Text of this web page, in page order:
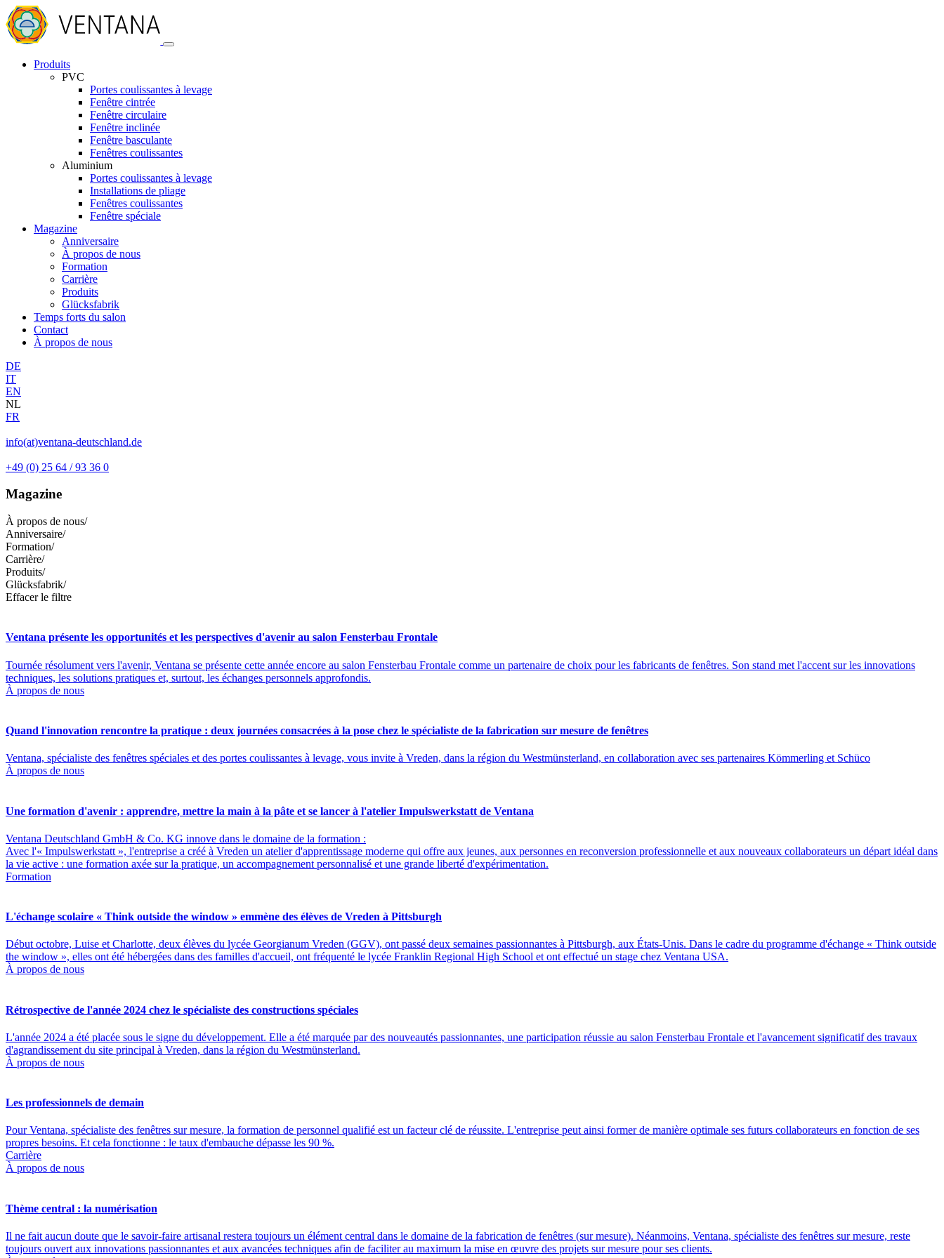
Produits
PVC
Portes coulissantes à levage
Fenêtre cintrée
Fenêtre circulaire
Fenêtre inclinée
Fenêtre basculante
Fenêtres coulissantes
Aluminium
Portes coulissantes à levage
Installations de pliage
Fenêtres coulissantes
Fenêtre spéciale
Magazine
Anniversaire
À propos de nous
Formation
Carrière
Produits
Glücksfabrik
Temps forts du salon
Contact
À propos de nous
DE
IT
EN
NL
FR
info(at)ventana-deutschland.de
+49 (0) 25 64 / 93 36 0
Magazine
À propos de nous/
Anniversaire/
Formation/
Carrière/
Produits/
Glücksfabrik/
Effacer le filtre
Ventana présente les opportunités et les perspectives d'avenir au salon Fensterbau Frontale
Tournée résolument vers l'avenir, Ventana se présente cette année encore au salon Fensterbau Frontale comme un partenaire de choix pour les fabricants de fenêtres. Son stand met l'accent sur les innovations
techniques, les solutions pratiques et, surtout, les échanges personnels approfondis.
À propos de nous
Quand l'innovation rencontre la pratique : deux journées consacrées à la pose chez le spécialiste de la fabrication sur mesure de fenêtres
Ventana, spécialiste des fenêtres spéciales et des portes coulissantes à levage, vous invite à Vreden, dans la région du Westmünsterland, en collaboration avec ses partenaires Kömmerling et Schüco
À propos de nous
Une formation d'avenir : apprendre, mettre la main à la pâte et se lancer à l'atelier Impulswerkstatt de Ventana
Ventana Deutschland GmbH & Co. KG innove dans le domaine de la formation :
Avec l'« Impulswerkstatt », l'entreprise a créé à Vreden un atelier d'apprentissage moderne qui offre aux jeunes, aux personnes en reconversion professionnelle et aux nouveaux collaborateurs un départ idéal dans
la vie active : une formation axée sur la pratique, un accompagnement personnalisé et une grande liberté d'expérimentation.
Formation
L'échange scolaire « Think outside the window » emmène des élèves de Vreden à Pittsburgh
Début octobre, Luise et Charlotte, deux élèves du lycée Georgianum Vreden (GGV), ont passé deux semaines passionnantes à Pittsburgh, aux États-Unis. Dans le cadre du programme d'échange « Think outside
the window », elles ont été hébergées dans des familles d'accueil, ont fréquenté le lycée Franklin Regional High School et ont effectué un stage chez Ventana USA.
À propos de nous
Rétrospective de l'année 2024 chez le spécialiste des constructions spéciales
L'année 2024 a été placée sous le signe du développement. Elle a été marquée par des nouveautés passionnantes, une participation réussie au salon Fensterbau Frontale et l'avancement significatif des travaux
d'agrandissement du site principal à Vreden, dans la région du Westmünsterland.
À propos de nous
Les professionnels de demain
Pour Ventana, spécialiste des fenêtres sur mesure, la formation de personnel qualifié est un facteur clé de réussite. L'entreprise peut ainsi former de manière optimale ses futurs collaborateurs en fonction de ses
propres besoins. Et cela fonctionne : le taux d'embauche dépasse les 90 %.
Carrière
À propos de nous
Thème central : la numérisation
Il ne fait aucun doute que le savoir-faire artisanal restera toujours un élément central dans le domaine de la fabrication de fenêtres (sur mesure). Néanmoins, Ventana, spécialiste des fenêtres sur mesure, reste
toujours ouvert aux innovations passionnantes et aux avancées techniques afin de faciliter au maximum la mise en œuvre des projets sur mesure pour ses clients.